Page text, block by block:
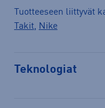
Tuotteeseen liittyvät
Takit, Nike
Teknologiat